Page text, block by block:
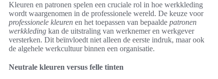
Kleuren en patronen spelen een cruciale rol in hoe werkkleding
wordt waargenomen in de professionele wereld. De keuze voor
professionele kleuren en het toepassen van bepaalde patronen
werkkleding kan de uitstraling van werknemer en werkgever
versterken. Dit beïnvloedt niet alleen de eerste indruk, maar ook
de algehele werkcultuur binnen een organisatie.
Neutrale kleuren versus felle tinten